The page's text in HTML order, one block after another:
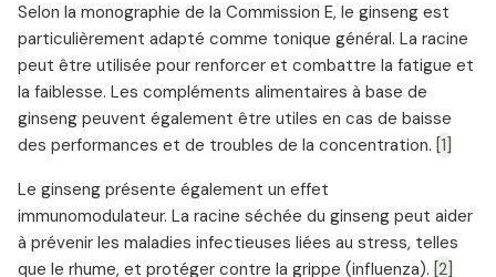
Selon la monographie de la Commission E, le ginseng est
particulièrement adapté comme tonique général. La racine
peut être utilisée pour renforcer et combattre la fatigue et
la faiblesse. Les compléments alimentaires à base de
ginseng peuvent également être utiles en cas de baisse
des performances et de troubles de la concentration. [1]
Le ginseng présente également un effet
immunomodulateur. La racine séchée du ginseng peut aider
à prévenir les maladies infectieuses liées au stress, telles
que le rhume, et protéger contre la grippe (influenza). [2]